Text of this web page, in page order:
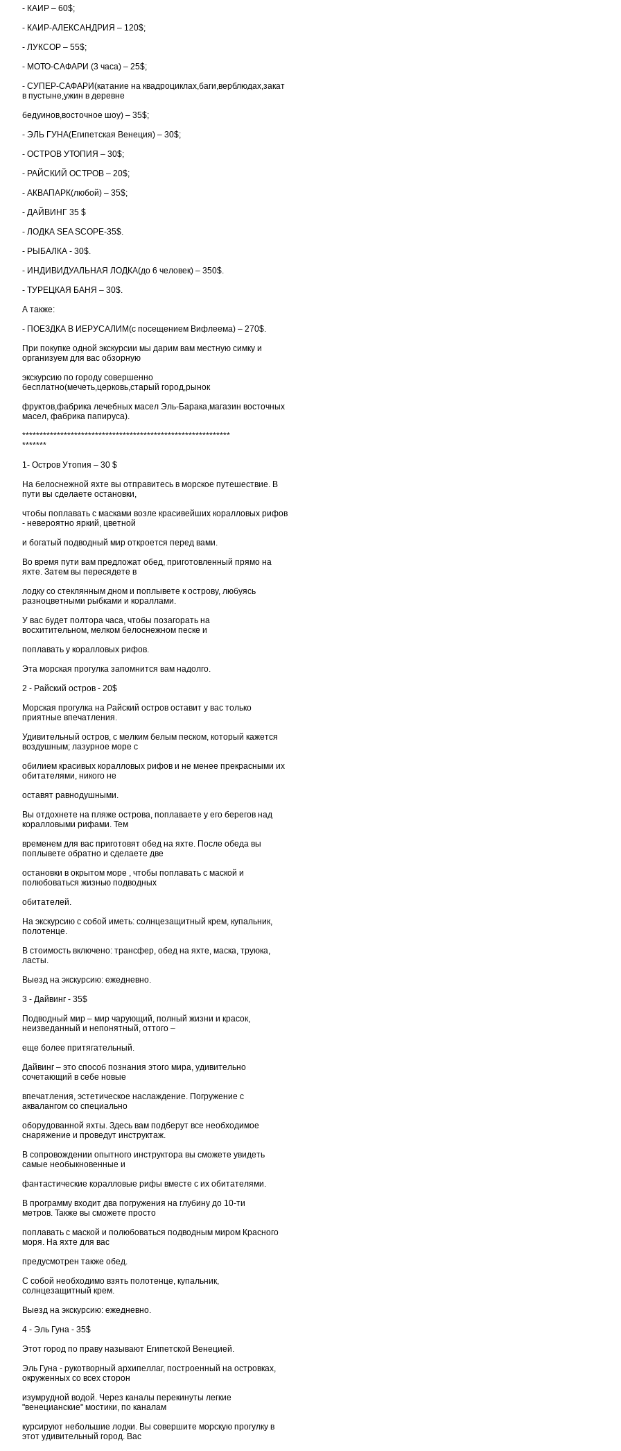
- КАИР – 60$;
- КАИР-АЛЕКСАНДРИЯ – 120$;
- ЛУКСОР – 55$;
- МОТО-САФАРИ (3 часа) – 25$;
- СУПЕР-САФАРИ(катание на квадроциклах,баги,верблюдах,закат
в пустыне,ужин в деревне
бедуинов,восточное шоу) – 35$;
- ЭЛЬ ГУНА(Египетская Венеция) – 30$;
- ОСТРОВ УТОПИЯ – 30$;
- РАЙСКИЙ ОСТРОВ – 20$;
- АКВАПАРК(любой) – 35$;
- ДАЙВИНГ 35 $
- ЛОДКА SEA SCOPE-35$.
- РЫБАЛКА - 30$.
- ИНДИВИДУАЛЬНАЯ ЛОДКА(до 6 человек) – 350$.
- ТУРЕЦКАЯ БАНЯ – 30$.
А также:
- ПОЕЗДКА В ИЕРУСАЛИМ(с посещением Вифлеема) – 270$.
При покупке одной экскурсии мы дарим вам местную симку и
организуем для вас обзорную
экскурсию по городу совершенно
бесплатно(мечеть,церковь,старый город,рынок
фруктов,фабрика лечебных масел Эль-Барака,магазин восточных
масел, фабрика папируса).
************************************************************
*******
1- Остров Утопия – 30 $
На белоснежной яхте вы отправитесь в морское путешествие. В
пути вы сделаете остановки,
чтобы поплавать с масками возле красивейших коралловых рифов
- невероятно яркий, цветной
и богатый подводный мир откроется перед вами.
Во время пути вам предложат обед, приготовленный прямо на
яхте. Затем вы пересядете в
лодку со стеклянным дном и поплывете к острову, любуясь
разноцветными рыбками и кораллами.
У вас будет полтора часа, чтобы позагорать на
восхитительном, мелком белоснежном песке и
поплавать у коралловых рифов.
Эта морская прогулка запомнится вам надолго.
2 - Райский остров - 20$
Морская прогулка на Райский остров оставит у вас только
приятные впечатления.
Удивительный остров, с мелким белым песком, который кажется
воздушным; лазурное море с
обилием красивых коралловых рифов и не менее прекрасными их
обитателями, никого не
оставят равнодушными.
Вы отдохнете на пляже острова, поплаваете у его берегов над
коралловыми рифами. Тем
временем для вас приготовят обед на яхте. После обеда вы
поплывете обратно и сделаете две
остановки в окрытом море , чтобы поплавать с маской и
полюбоваться жизнью подводных
обитателей.
На экскурсию с собой иметь: солнцезащитный крем, купальник,
полотенце.
В стоимость включено: трансфер, обед на яхте, маска, труюка,
ласты.
Выезд на экскурсию: ежедневно.
3 - Дайвинг - 35$
Подводный мир – мир чарующий, полный жизни и красок,
неизведанный и непонятный, оттого –
еще более притягательный.
Дайвинг – это способ познания этого мира, удивительно
сочетающий в себе новые
впечатления, эстетическое наслаждение. Погружение с
аквалангом со специально
оборудованной яхты. Здесь вам подберут все необходимое
снаряжение и проведут инструктаж.
В сопровождении опытного инструктора вы сможете увидеть
самые необыкновенные и
фантастические коралловые рифы вместе с их обитателями.
В программу входит два погружения на глубину до 10-ти
метров. Также вы сможете просто
поплавать с маской и полюбоваться подводным миром Красного
моря. На яхте для вас
предусмотрен также обед.
С собой необходимо взять полотенце, купальник,
солнцезащитный крем.
Выезд на экскурсию: ежедневно.
4 - Эль Гуна - 35$
Этот город по праву называют Египетской Венецией.
Эль Гуна - рукотворный архипеллаг, построенный на островках,
окруженных со всех сторон
изумрудной водой. Через каналы перекинуты легкие
"венецианские" мостики, по каналам
курсируют небольшие лодки. Вы совершите морскую прогулку в
этот удивительный город. Вас